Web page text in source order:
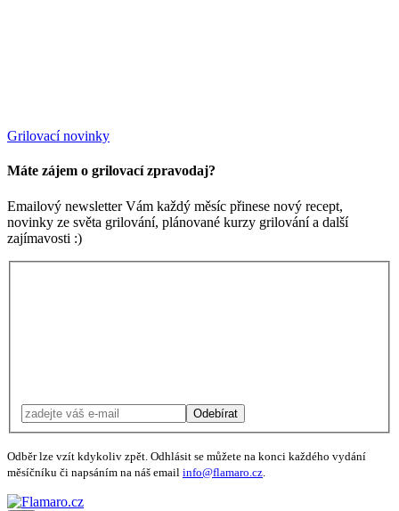
Grilovací novinky
Máte zájem o grilovací zpravodaj?
Emailový newsletter Vám každý měsíc přinese nový recept,
novinky ze světa grilování, plánované kurzy grilování a další
zajímavosti :)
Odebírat
Odběr lze vzít kdykoliv zpět. Odhlásit se můžete na konci každého vydání
měsíčníku či napsáním na náš email info@flamaro.cz.